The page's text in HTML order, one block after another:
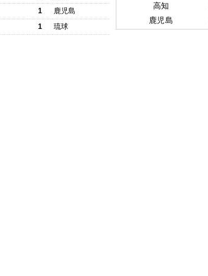
1
鹿児島
1 琉球
高知
鹿児島